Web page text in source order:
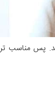
پس مناسب